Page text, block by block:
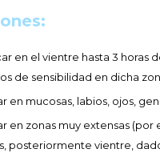
en el vientre hasta 3 horas
de sensibilidad en dicha
en mucosas, labios, ojos,
en zonas muy extensas
posteriormente vientre,